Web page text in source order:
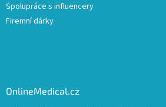
Spolupráce s influencery
Firemní dárky
OnlineMedical.cz